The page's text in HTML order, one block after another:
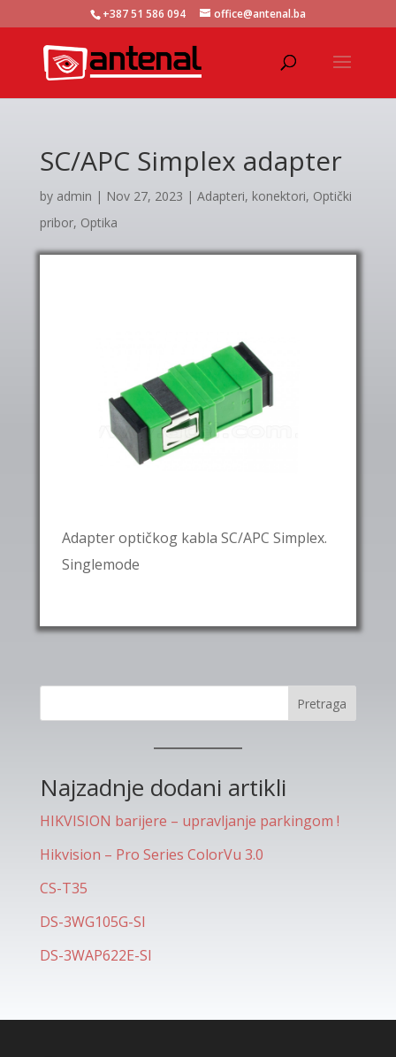
+387 51 586 094 office@antenal.ba
SC/APC Simplex adapter
by admin | Nov 27, 2023 | Adapteri, konektori, Optički
pribor, Optika
Adapter optičkog kabla SC/APC Simplex.
Singlemode
Pretraga
Najzadnje dodani artikli
HIKVISION barijere – upravljanje parkingom !
Hikvision – Pro Series ColorVu 3.0
CS-T35
DS-3WG105G-SI
DS-3WAP622E-SI